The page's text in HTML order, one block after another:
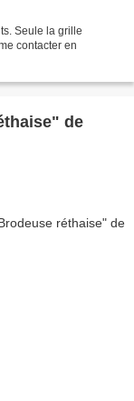
Seule la grille
contacter en
de